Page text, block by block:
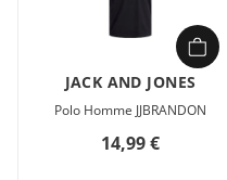
JACK AND JONES
Polo Homme JJBRANDON
14,99 €